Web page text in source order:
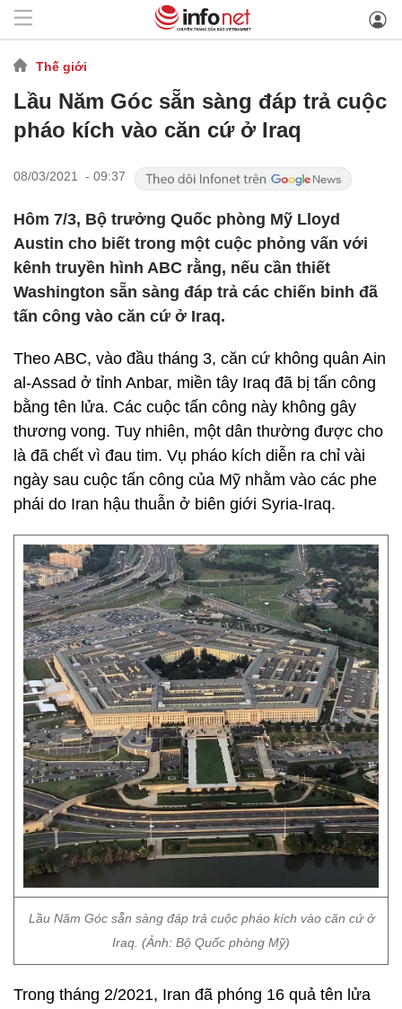
Thế giới
Lầu Năm Góc sẵn sàng đáp trả cuộc
pháo kích vào căn cứ ở Iraq
08/03/2021 - 09:37
Hôm 7/3, Bộ trưởng Quốc phòng Mỹ Lloyd
Austin cho biết trong một cuộc phỏng vấn với
kênh truyền hình ABC rằng, nếu cần thiết
Washington sẵn sàng đáp trả các chiến binh đã
tấn công vào căn cứ ở Iraq.
Theo ABC, vào đầu tháng 3, căn cứ không quân Ain
al-Assad ở tỉnh Anbar, miền tây Iraq đã bị tấn công
bằng tên lửa. Các cuộc tấn công này không gây
thương vong. Tuy nhiên, một dân thường được cho
là đã chết vì đau tim. Vụ pháo kích diễn ra chỉ vài
ngày sau cuộc tấn công của Mỹ nhằm vào các phe
phái do Iran hậu thuẫn ở biên giới Syria-Iraq.
Lầu Năm Góc sẵn sàng đáp trả cuộc pháo kích vào căn cứ ở
Iraq. (Ảnh: Bộ Quốc phòng Mỹ)
Trong tháng 2/2021, Iran đã phóng 16 quả tên lửa